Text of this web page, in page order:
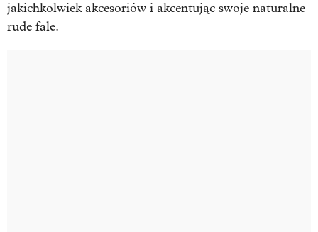
jakichkolwiek akcesoriów i akcentując swoje naturalne
rude fale.